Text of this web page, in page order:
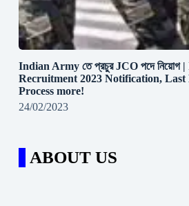
Indian Army তে প্রচুর JCO পদে
Recruitment 2023 Notification,
Process more!
24/02/2023
ABOUT US